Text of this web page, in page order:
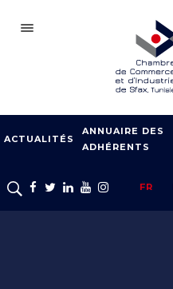
CCIS
ACTUALITÉS
ANNUAIRE DES
ADHÉRENTS
FR